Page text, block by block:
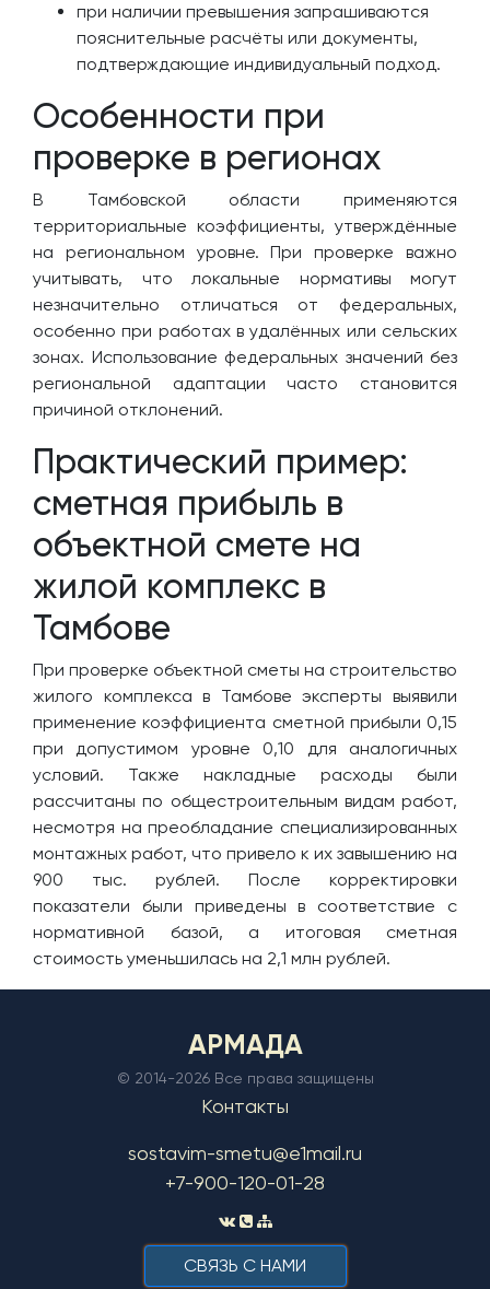
при наличии превышения запрашиваются
пояснительные расчёты или документы,
подтверждающие индивидуальный подход.
Особенности при
проверке в регионах
В Тамбовской области применяются
территориальные коэффициенты, утверждённые
на региональном уровне. При проверке важно
учитывать, что локальные нормативы могут
незначительно отличаться от федеральных,
особенно при работах в удалённых или сельских
зонах. Использование федеральных значений без
региональной адаптации часто становится
причиной отклонений.
Практический пример:
сметная прибыль в
объектной смете на
жилой комплекс в
Тамбове
При проверке объектной сметы на строительство
жилого комплекса в Тамбове эксперты выявили
применение коэффициента сметной прибыли 0,15
при допустимом уровне 0,10 для аналогичных
условий. Также накладные расходы были
рассчитаны по общестроительным видам работ,
несмотря на преобладание специализированных
монтажных работ, что привело к их завышению на
900 тыс. рублей. После корректировки
показатели были приведены в соответствие с
нормативной базой, а итоговая сметная
стоимость уменьшилась на 2,1 млн рублей.
АРМАДА
© 2014-2026 Все права защищены
Контакты
sostavim-smetu@e1mail.ru
+7-900-120-01-28
CВЯЗЬ С НАМИ